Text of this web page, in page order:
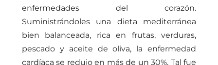
enfermedades del corazón.
Suministrándoles una dieta mediterránea
bien balanceada, rica en frutas, verduras,
pescado y aceite de oliva, la enfermedad
cardíaca se redujo en más de un 30%. Tal fue